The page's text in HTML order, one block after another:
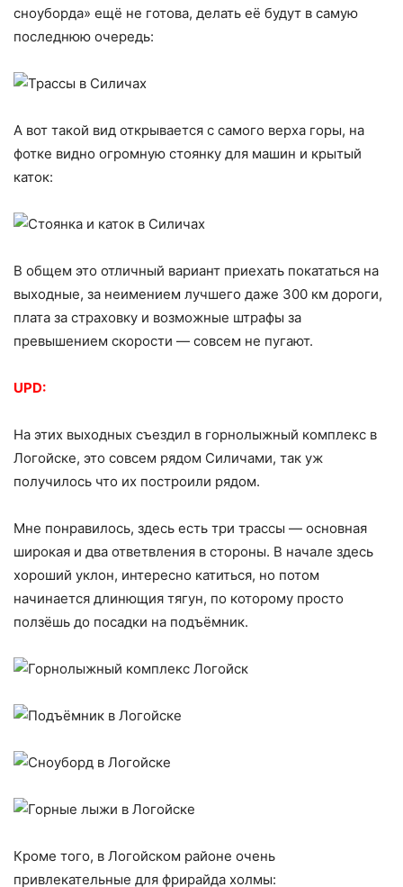
сноуборда» ещё не готова, делать её будут в самую
последнюю очередь:
А вот такой вид открывается с самого верха горы, на
фотке видно огромную стоянку для машин и крытый
каток:
В общем это отличный вариант приехать покататься на
выходные, за неимением лучшего даже 300 км дороги,
плата за страховку и возможные штрафы за
превышением скорости — совсем не пугают.
UPD:
На этих выходных съездил в горнолыжный комплекс в
Логойске, это совсем рядом Силичами, так уж
получилось что их построили рядом.
Мне понравилось, здесь есть три трассы — основная
широкая и два ответвления в стороны. В начале здесь
хороший уклон, интересно катиться, но потом
начинается длинющия тягун, по которому просто
ползёшь до посадки на подъёмник.
Кроме того, в Логойском районе очень
привлекательные для фрирайда холмы: